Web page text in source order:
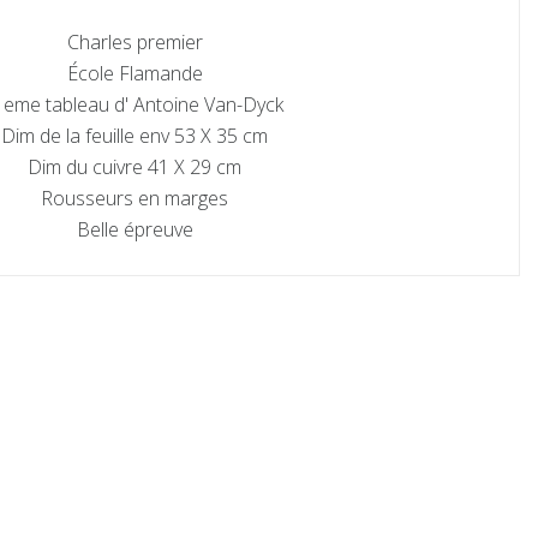
Charles premier
École Flamande
eme tableau d' Antoine Van-Dyck
Dim de la feuille env 53 X 35 cm
Dim du cuivre 41 X 29 cm
Rousseurs en marges
Belle épreuve